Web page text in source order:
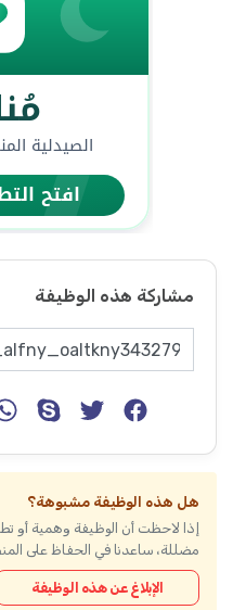
مشاركة هذه الوظيفة
هل هذه الوظيفة مشبوهة؟
إذا لاحظت أن الوظيفة وهمية أو
مضللة، ساعدنا في الحفاظ على
الإبلاغ عن هذه الوظيفة